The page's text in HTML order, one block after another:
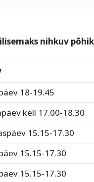
nihkuv
18-19.45
kell 17.00-18.30
15.15-17.30
15.15-17.30
15.15-17.30